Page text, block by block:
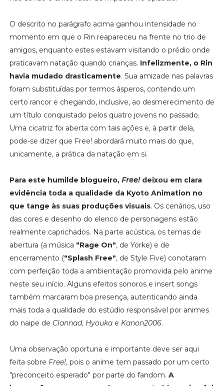
O descrito no parágrafo acima ganhou intensidade no
momento em que o Rin reapareceu na frente no trio de
amigos, enquanto estes estavam visitando o prédio onde
praticavam natação quando crianças. Infelizmente, o Rin
havia mudado drasticamente. Sua amizade nas palavras
foram substituídas por termos ásperos, contendo um
certo rancor e chegando, inclusive, ao desmerecimento de
um título conquistado pelos quatro jovens no passado.
Uma cicatriz foi aberta com tais ações e, à partir dela,
pode-se dizer que Free! abordará muito mais do que,
unicamente, a prática da natação em si.
Para este humilde blogueiro, Free!deixou em clara
evidência toda a qualidade da Kyoto Animation no
que tange às suas produções visuais. Os cenários, uso
das cores e desenho do elenco de personagens estão
realmente caprichados. Na parte acústica, os temas de
abertura (a música "Rage On", de Yorke) e de
encerramento ("Splash Free", de Style Five) conotaram
com perfeição toda a ambientação promovida pelo anime
neste seu início. Alguns efeitos sonoros e insert songs
também marcaram boa presença, autenticando ainda
mais toda a qualidade do estúdio responsável por animes
do naipe de Clannad, Hyoukae Kanon2006.
Uma observação oportuna e importante deve ser aqui
feita sobre Free!, pois o anime tem passado por um certo
"preconceito esperado" por parte do fandom. A